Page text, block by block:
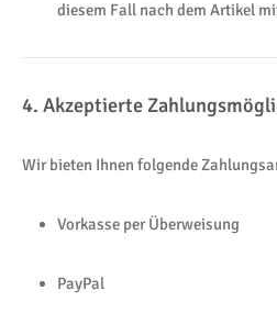
diesem Fall nach dem Artikel
4. Akzeptierte
Wir bieten Ihnen folgende
Vorkasse per Überweisung
PayPal